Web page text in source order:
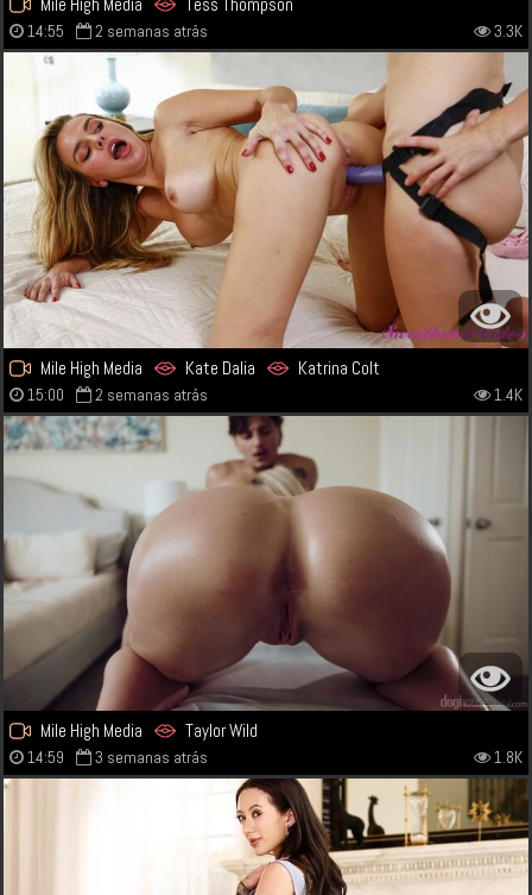
Mile High Media Tess Thompson
14:55 2 semanas atrás 3.3K
Mile High Media Kate Dalia Katrina Colt
15:00 2 semanas atrás 1.4K
Mile High Media Taylor Wild
14:59 3 semanas atrás 1.8K